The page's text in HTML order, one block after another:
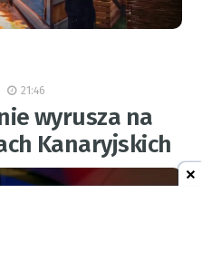
21:46
wyrusza na
Kanaryjskich